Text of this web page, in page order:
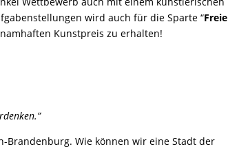
wird auch für die Sparte “Freie
Kunstpreis zu erhalten!
Brandenburg. Wie können wir eine Stadt der